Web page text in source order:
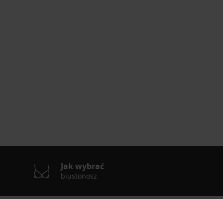
Jak wybrać
biustonosz